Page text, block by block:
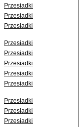
Przesiadki
Przesiadki
Przesiadki
Przesiadki
Przesiadki
Przesiadki
Przesiadki
Przesiadki
Przesiadki
Przesiadki
Przesiadki